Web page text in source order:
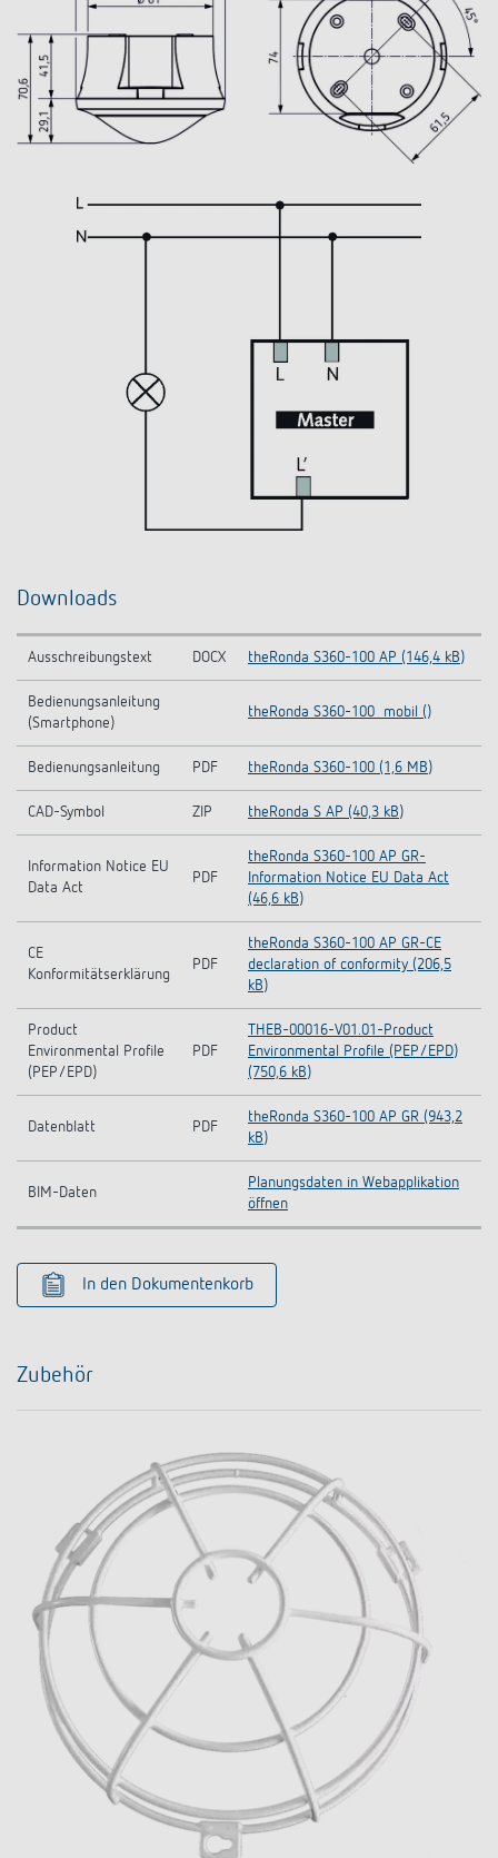
Downloads
Ausschreibungstext DOCX theRonda S360-100 AP (146,4 kB)
Bedienungsanleitung
(Smartphone)
theRonda S360-100_mobil ()
Bedienungsanleitung PDF theRonda S360-100 (1,6 MB)
CAD-Symbol ZIP theRonda S AP (40,3 kB)
Information Notice EU
Data Act
PDF
theRonda S360-100 AP GR-
Information Notice EU Data Act
(46,6 kB)
CE
Konformitätserklärung
PDF
theRonda S360-100 AP GR-CE
declaration of conformity (206,5
kB)
Product
Environmental Profile
(PEP/EPD)
PDF
THEB-00016-V01.01-Product
Environmental Profile (PEP/EPD)
(750,6 kB)
Datenblatt PDF
theRonda S360-100 AP GR (943,2
kB)
BIM-Daten
Planungsdaten in Webapplikation
öffnen
In den Dokumentenkorb
Zubehör